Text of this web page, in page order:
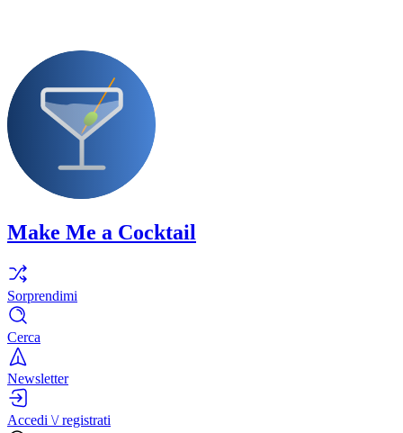
Make Me a Cocktail
Sorprendimi
Cerca
Newsletter
Accedi \/ registrati